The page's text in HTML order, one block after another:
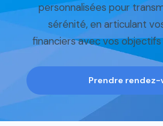
personnalisées pour
sérénité, en articulant
financiers avec vos
Prendre rendez-